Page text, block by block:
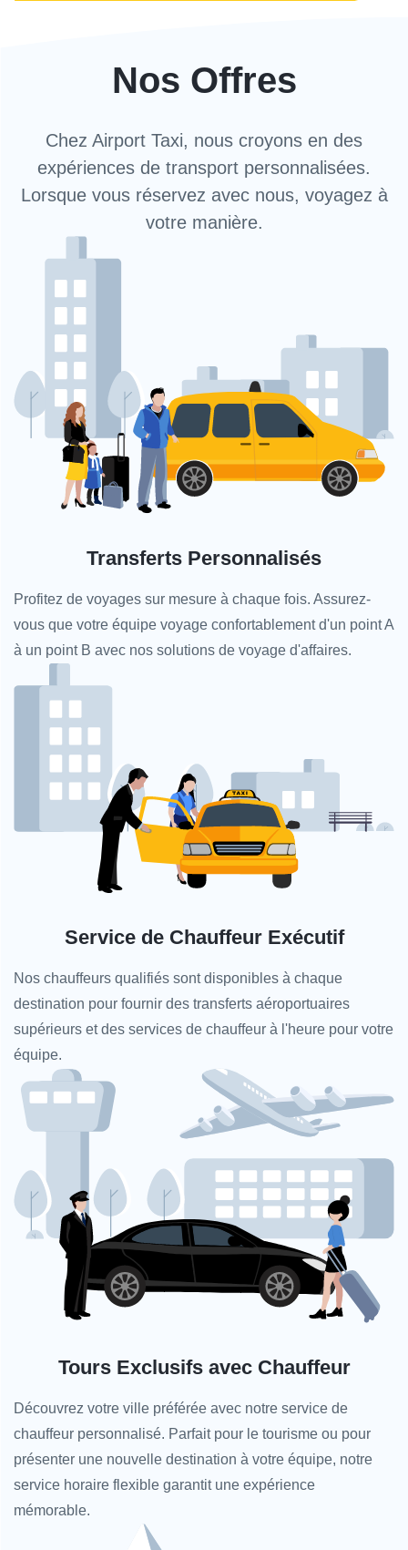
Nos Offres
Chez Airport Taxi, nous croyons en des
expériences de transport personnalisées.
Lorsque vous réservez avec nous, voyagez à
votre manière.
Transferts Personnalisés
Profitez de voyages sur mesure à chaque fois. Assurez-
vous que votre équipe voyage confortablement d'un point A
à un point B avec nos solutions de voyage d'affaires.
Service de Chauffeur Exécutif
Nos chauffeurs qualifiés sont disponibles à chaque
destination pour fournir des transferts aéroportuaires
supérieurs et des services de chauffeur à l'heure pour votre
équipe.
Tours Exclusifs avec Chauffeur
Découvrez votre ville préférée avec notre service de
chauffeur personnalisé. Parfait pour le tourisme ou pour
présenter une nouvelle destination à votre équipe, notre
service horaire flexible garantit une expérience
mémorable.